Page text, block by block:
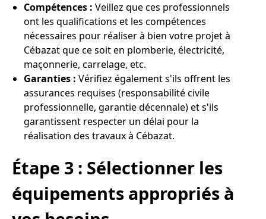
Compétences : Veillez que ces professionnels
ont les qualifications et les compétences
nécessaires pour réaliser à bien votre projet à
Cébazat que ce soit en plomberie, électricité,
maçonnerie, carrelage, etc.
Garanties : Vérifiez également s'ils offrent les
assurances requises (responsabilité civile
professionnelle, garantie décennale) et s'ils
garantissent respecter un délai pour la
réalisation des travaux à Cébazat.
Étape 3 : Sélectionner les
équipements appropriés à